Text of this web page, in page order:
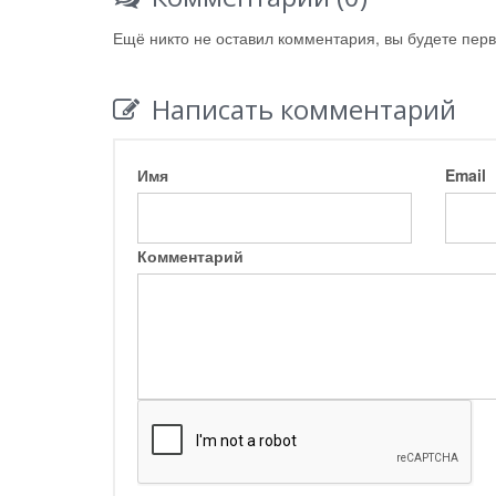
Ещё никто не оставил комментария, вы будете
Написать комментарий
Имя Email
Комментарий